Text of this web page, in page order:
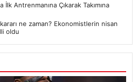
İlk Antrenmanına Çıkarak Takımına
ne zaman? Ekonomistlerin nisan
oldu